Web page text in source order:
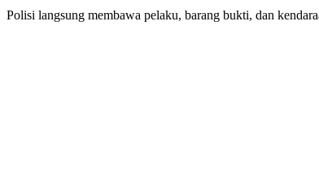
Polisi langsung membawa pelaku, barang bukti, dan